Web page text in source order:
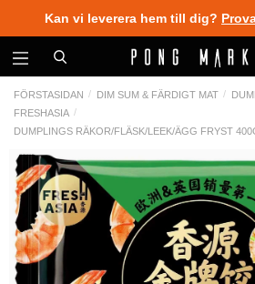
Kan vi leverera hem till dig?
FÖRSTASIDAN DIM SUM & FÄRDIGT MAT
FRESHASIA
DUMPLINGS RÄKOR/FLÄSK/LEEK/ÄGG FRYST